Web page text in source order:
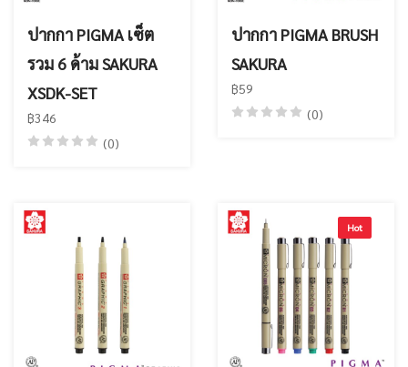
ปากกา PIGMA เซ็ต
รวม 6 ด้าม SAKURA
XSDK-SET
฿346
(0)
ปากกา PIGMA BRUSH
SAKURA
฿59
(0)
Hot